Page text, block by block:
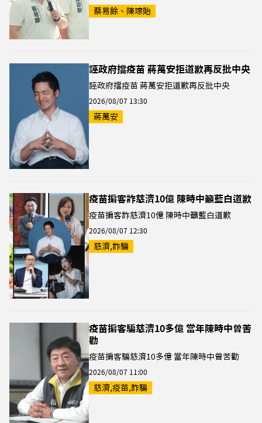
蔡易餘、陳琮貽
誣政府擋疫苗 蔣萬安拒道歉再反批中央
誣政府擋疫苗 蔣萬安拒道歉再反批中央
2026/08/07 13:30
蔣萬安
疫苗掮客詐慈濟10億 陳時中籲藍白道歉
疫苗掮客詐慈濟10億 陳時中籲藍白道歉
2026/08/07 12:30
慈濟,詐騙
疫苗掮客騙慈濟10多億 當年陳時中曾苦
勸
疫苗掮客騙慈濟10多億 當年陳時中曾苦勸
2026/08/07 11:00
慈濟,疫苗,詐騙